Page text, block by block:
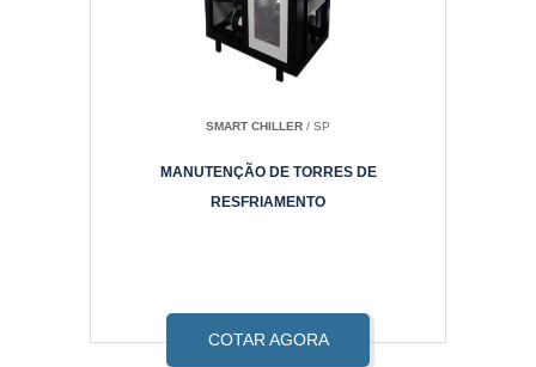
SMART CHILLER/ SP
MANUTENÇÃO DE TORRES DE
RESFRIAMENTO
COTAR AGORA